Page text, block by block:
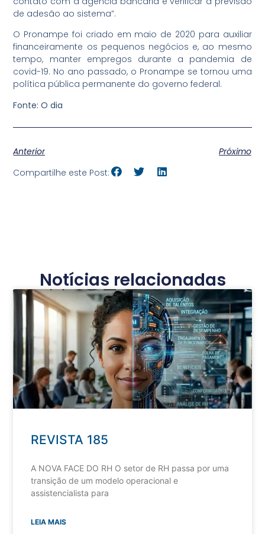
de adesão ao sistema”.
O Pronampe foi criado em maio de 2020 para auxiliar
financeiramente os pequenos negócios e, ao mesmo
tempo, manter empregos durante a pandemia de
covid-19. No ano passado, o Pronampe se tornou uma
política pública permanente do governo federal.
Fonte: O dia
Anterior
Próximo
Compartilhe este Post:
Notícias relacionadas
REVISTA 185
A NOVA FACE DO RH O setor de RH passa por uma
transição de um modelo operacional e
assistencialista para
LEIA MAIS